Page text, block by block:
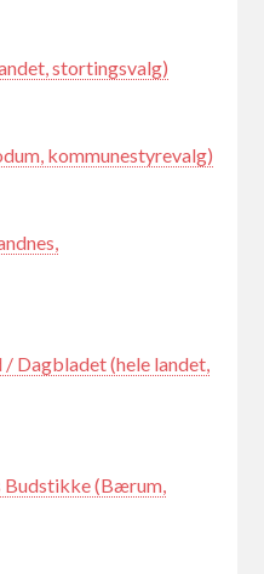
stortingsvalg)
kommunestyrevalg)
Dagbladet (hele landet,
Budstikke (Bærum,